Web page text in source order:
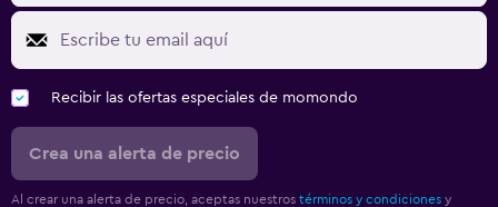
Recibir las ofertas especiales de momondo
Crea una alerta de precio
Al crear una alerta de precio, aceptas nuestros términos y condiciones y